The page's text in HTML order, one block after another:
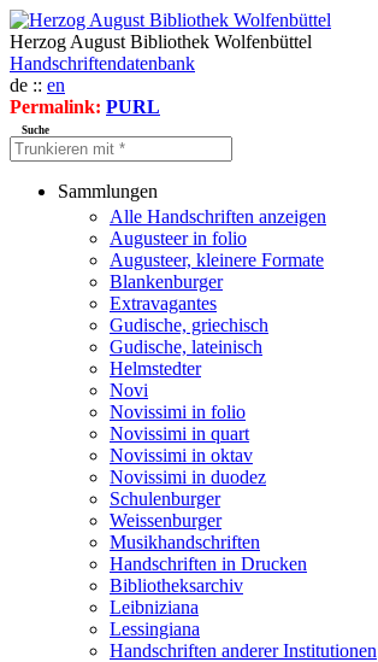
Herzog August Bibliothek Wolfenbüttel
Handschriftendatenbank
de :: en
Permalink: PURL
Suche
Sammlungen
Alle Handschriften anzeigen
Augusteer in folio
Augusteer, kleinere Formate
Blankenburger
Extravagantes
Gudische, griechisch
Gudische, lateinisch
Helmstedter
Novi
Novissimi in folio
Novissimi in quart
Novissimi in oktav
Novissimi in duodez
Schulenburger
Weissenburger
Musikhandschriften
Handschriften in Drucken
Bibliotheksarchiv
Leibniziana
Lessingiana
Handschriften anderer Institutionen